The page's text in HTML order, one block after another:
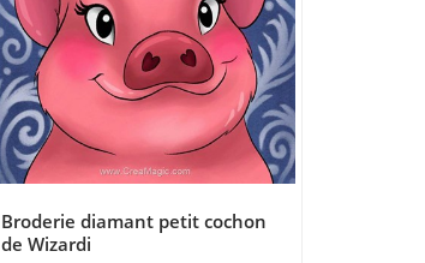
Broderie diamant petit cochon
de Wizardi